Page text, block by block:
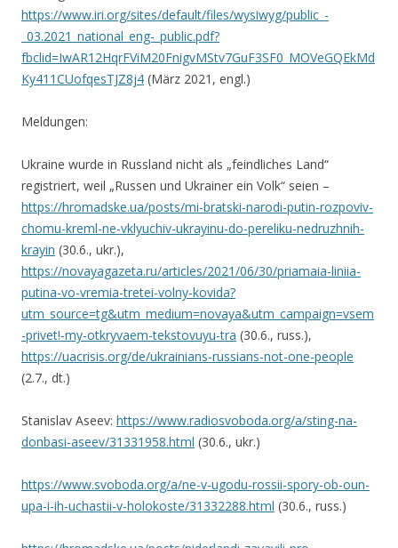
https://www.iri.org/sites/default/files/wysiwyg/public_-
_03.2021_national_eng-_public.pdf?
fbclid=IwAR12HqrFViM20FnigvMStv7GuF3SF0_MOVeGQEkMd
Ky411CUofqesTJZ8j4 (März 2021, engl.)
Meldungen:
Ukraine wurde in Russland nicht als „feindliches Land“
registriert, weil „Russen und Ukrainer ein Volk“ seien –
https://hromadske.ua/posts/mi-bratski-narodi-putin-rozpoviv-
chomu-kreml-ne-vklyuchiv-ukrayinu-do-pereliku-nedruzhnih-
krayin (30.6., ukr.),
https://novayagazeta.ru/articles/2021/06/30/priamaia-liniia-
putina-vo-vremia-tretei-volny-kovida?
utm_source=tg&utm_medium=novaya&utm_campaign=vsem
-privet!-my-otkryvaem-tekstovuyu-tra (30.6., russ.),
https://uacrisis.org/de/ukrainians-russians-not-one-people
(2.7., dt.)
Stanislav Aseev: https://www.radiosvoboda.org/a/sting-na-
donbasi-aseev/31331958.html (30.6., ukr.)
https://www.svoboda.org/a/ne-v-ugodu-rossii-spory-ob-oun-
upa-i-ih-uchastii-v-holokoste/31332288.html (30.6., russ.)